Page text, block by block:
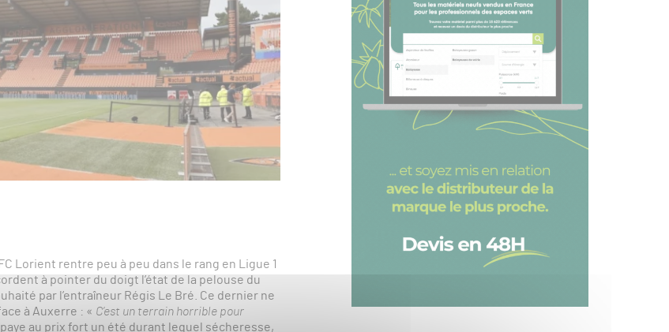
Lorient rentre peu à peu dans le rang en Ligue 1
à pointer du doigt l’état de la pelouse du
par l’entraîneur Régis Le Bré. Ce dernier ne
à Auxerre : « C’est un terrain horrible pour
au prix fort un été durant lequel sécheresse,